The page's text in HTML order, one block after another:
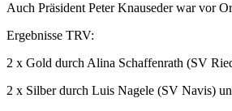
Auch Präsident Peter Knauseder war vor
Ergebnisse TRV:
2 x Gold durch Alina Schaffenrath (SV
2 x Silber durch Luis Nagele (SV Navis)